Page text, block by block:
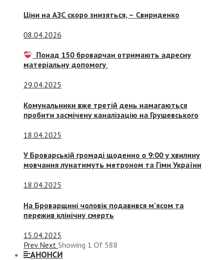
Ціни на АЗС скоро знизяться, – Свириденко
08.04.2026
Понад 150 броварчан отримають адресну
матеріальну допомогу
29.04.2025
Комунальники вже третій день намагаються
пробити засмічену каналізацію на Грушевського
18.04.2025
У Броварській громаді щоденно о 9:00 у хвилину
мовчання лунатимуть метроном та Гімн України
18.04.2025
На Броварщині чоловік подавився м’ясом та
пережив клінічну смерть
15.04.2025
Prev Next Showing 1 Of 588
АНОНСИ